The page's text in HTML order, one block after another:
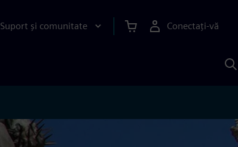
Suport și comunitate Conectați-vă